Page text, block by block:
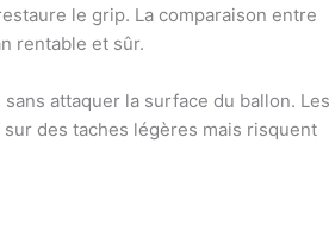
le grip. La comparaison entre
rentable et sûr.
attaquer la surface du ballon. Les
des taches légères mais risquent